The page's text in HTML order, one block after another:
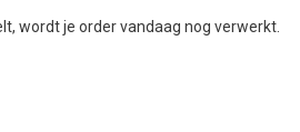
wordt je order vandaag nog verwerkt.